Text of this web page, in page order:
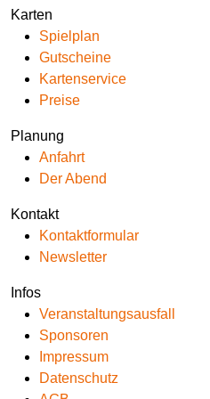
Karten
Spielplan
Gutscheine
Kartenservice
Preise
Planung
Anfahrt
Der Abend
Kontakt
Kontaktformular
Newsletter
Infos
Veranstaltungsausfall
Sponsoren
Impressum
Datenschutz